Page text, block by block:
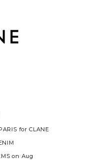
for CLANE
on Aug